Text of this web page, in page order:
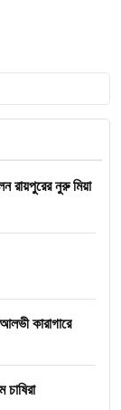
রায়পুরের নুরু মিয়া
কারাগারে